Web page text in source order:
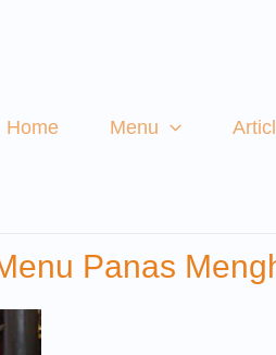
Home Menu
Panas